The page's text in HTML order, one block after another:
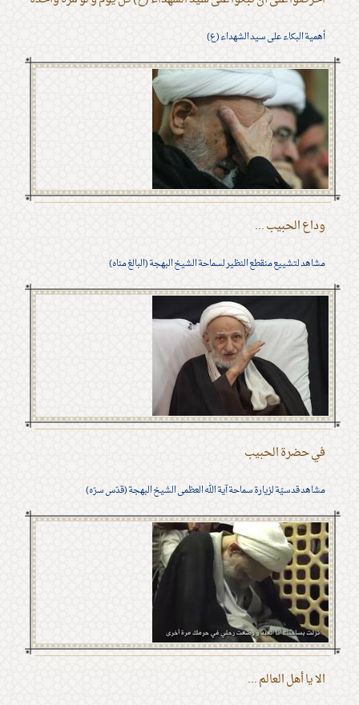
أهمية البكاء على سيد الشهداء (ع)
وداع الحبيب ...
مشاهد لتشييع منقطع النظير لسماحة الشيخ البهجة (البالغ مناه)
في حضرة الحبيب
مشاهد قدسيّة لزيارة سماحة آية الله العظمى الشيخ البهجة (قدّس سرّه)
الا يا أهل العالم ...